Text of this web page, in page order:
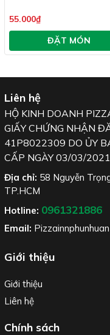
55.000₫
ĐẶT MÓN
Liên hệ
HỘ KINH DOANH
GIẤY CHỨNG NHẬN
41P8022309 DO ỦY
CẤP NGÀY 03/03/2021.
Địa chỉ: 58 Nguyễn
TP.HCM
Hotline: 0961321886
Email:
Giới thiệu
Giới thiệu
Liên hệ
Chính sách